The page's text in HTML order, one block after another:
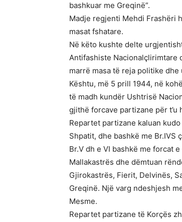
bashkuar me Greqinë”.
Madje regjenti Mehdi Frashëri
masat fshatare.
Në këto kushte delte
Antifashiste Nacionalçlirimtare
marrë masa të reja politike dhe
Kështu, më 5 prill 1944, në
të madh kundër Ushtrisë
gjithë forcave partizane për
Repartet partizane kaluan
Shpatit, dhe bashkë me Br.IVS
Br.V dh e VI bashkë me forcat
Mallakastrës dhe dëmtuan
Gjirokastrës, Fierit, Delvinës,
Greqinë. Një varg ndeshjesh
Mesme.
Repartet partizane të Korçës